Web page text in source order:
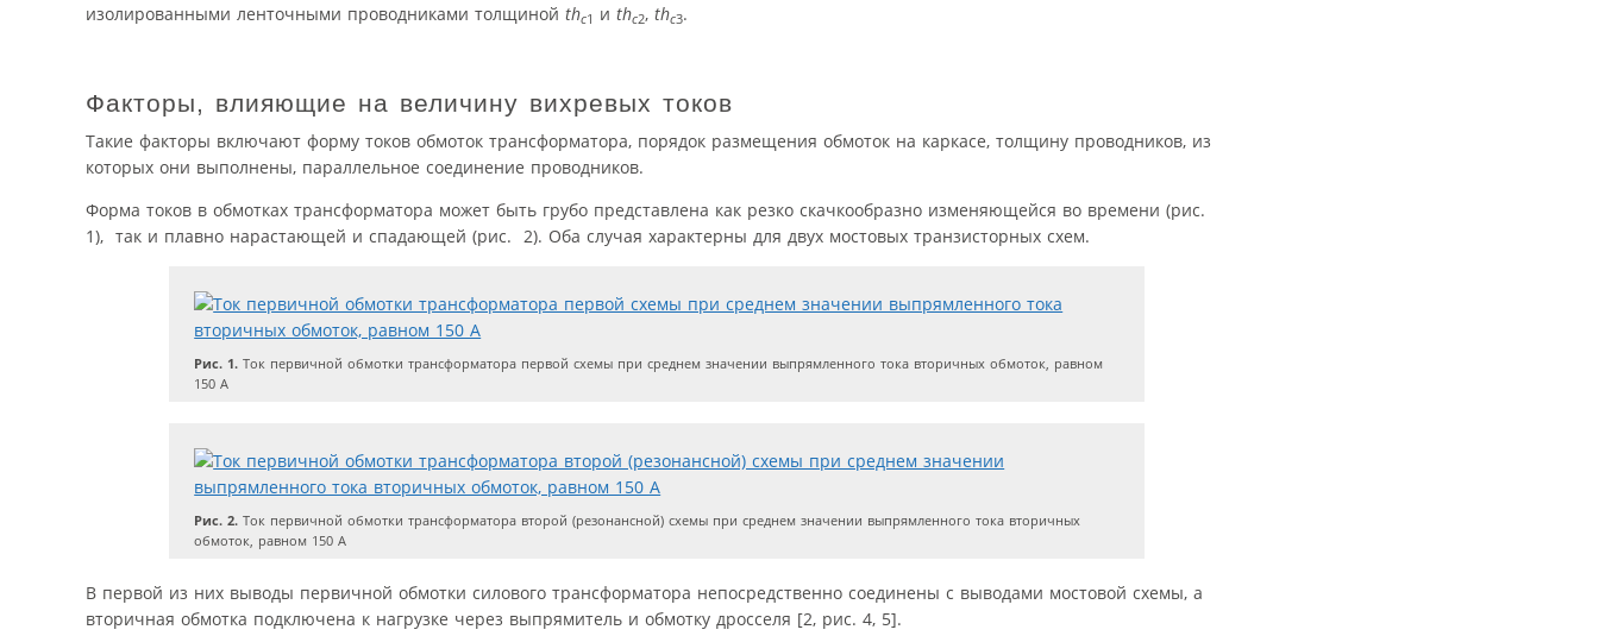
изолированными ленточными проводниками толщиной thc1 и thc2, thc3.
Факторы, влияющие на величину вихревых токов
Такие факторы включают форму токов обмоток трансформатора, порядок размещения обмоток на каркасе, толщину проводников, из
которых они выполнены, параллельное соединение проводников.
Форма токов в обмотках трансформатора может быть грубо представлена как резко скачкообразно изменяющейся во времени (рис.
1), так и плавно нарастающей и спадающей (рис. 2). Оба случая характерны для двух мостовых транзисторных схем.
Рис. 1. Ток первичной обмотки трансформатора первой схемы при среднем значении выпрямленного тока вторичных обмоток, равном
150 А
Рис. 2. Ток первичной обмотки трансформатора второй (резонансной) схемы при среднем значении выпрямленного тока вторичных
обмоток, равном 150 А
В первой из них выводы первичной обмотки силового трансформатора непосредственно соединены с выводами мостовой схемы, а
вторичная обмотка подключена к нагрузке через выпрямитель и обмотку дросселя [2, рис. 4, 5].